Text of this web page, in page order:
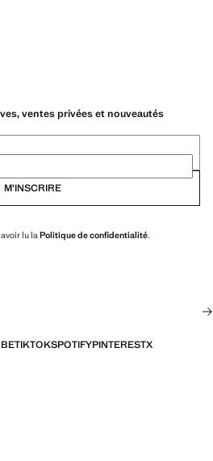
ventes privées et nouveautés
M’INSCRIRE
lu la Politique de confidentialité.
TIKTOKSPOTIFYPINTERESTX